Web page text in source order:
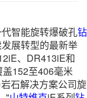
智能旋转爆破孔钻
展转型的最新举
、DR413iE和
盖152至406毫米
石解决方案公司旋